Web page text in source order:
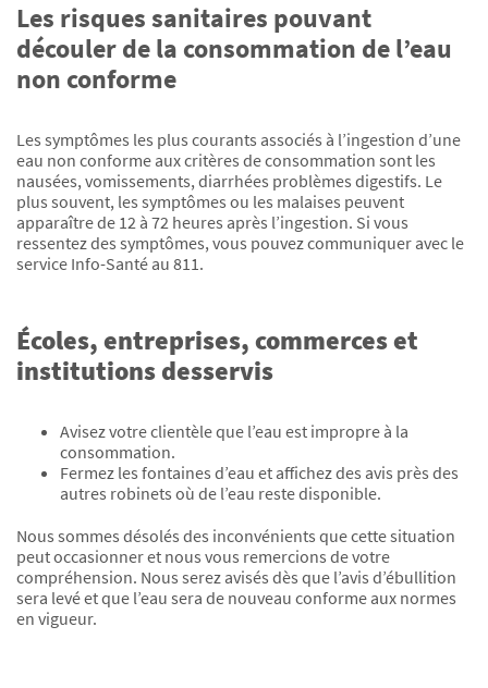
Les risques sanitaires pouvant
découler de la consommation de l’eau
non conforme
Les symptômes les plus courants associés à l’ingestion d’une
eau non conforme aux critères de consommation sont les
nausées, vomissements, diarrhées problèmes digestifs. Le
plus souvent, les symptômes ou les malaises peuvent
apparaître de 12 à 72 heures après l’ingestion. Si vous
ressentez des symptômes, vous pouvez communiquer avec le
service Info-Santé au 811.
Écoles, entreprises, commerces et
institutions desservis
Avisez votre clientèle que l’eau est impropre à la
consommation.
Fermez les fontaines d’eau et affichez des avis près des
autres robinets où de l’eau reste disponible.
Nous sommes désolés des inconvénients que cette situation
peut occasionner et nous vous remercions de votre
compréhension. Nous serez avisés dès que l’avis d’ébullition
sera levé et que l’eau sera de nouveau conforme aux normes
en vigueur.